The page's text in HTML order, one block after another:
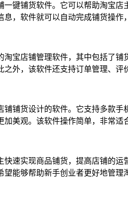
键铺货软件。它可以帮助淘宝
，软件就可以自动完成铺货操作
宝店铺管理软件，其中包括了
外，该软件还支持订单管理、评
铺货设计的软件。它支持多款
美观。该软件操作简单，非常适
速实现商品铺货，提高店铺的
能够帮助新手创业者更好地管理